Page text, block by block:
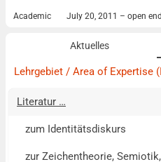
Academic July 20, 2011 – open end
Aktuelles
Lehrgebiet / Area of Expertise
Literatur …
zum Identitätsdiskurs
zur Zeichentheorie,